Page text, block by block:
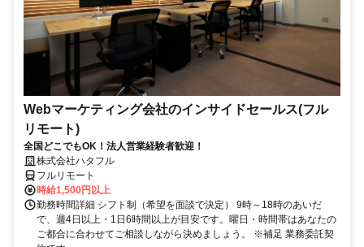
Webマーケティング会社のインサイドセールス(フル
リモート)
全国どこでもOK！法人営業経験者歓迎！
株式会社ハタフル
フルリモート
時給1,500円以上
勤務時間詳細 シフト制（希望を面談で決定） 9時～18時のあいだ
で、週4日以上・1日6時間以上が目安です。曜日・時間帯はあなたの
ご都合に合わせてご相談しながら決めましょう。 ※補足 業務委託契